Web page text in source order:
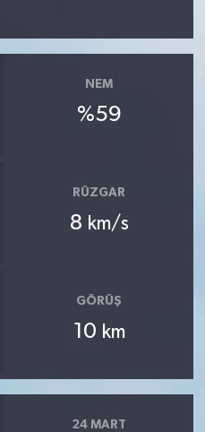
NEM
%59
RÜZGAR
8 km/s
GÖRÜŞ
10 km
24 MART